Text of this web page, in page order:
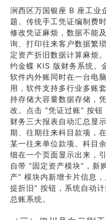
涧西区万国银座 B 座工业
题。传统手工凭证编制费
修改凭证麻烦，数据不能
询、打印往来客户数据繁
定资产折旧数据计算麻烦
约金蝶 KIS 版财务系统。
软件内外账同时在一台电
用，软件支持多行业多账
持存储大容量数据存储，
改。点击 “凭证过账” 按钮
财务三大报表自动汇总显
期、往期往来科目款项，
某一往来单位款项。科目
细在一个页面显示出来，
自带 “固定资产模块”，新
产” 模块内新增卡片信息
提折旧” 按钮，系统自动
总账系统。